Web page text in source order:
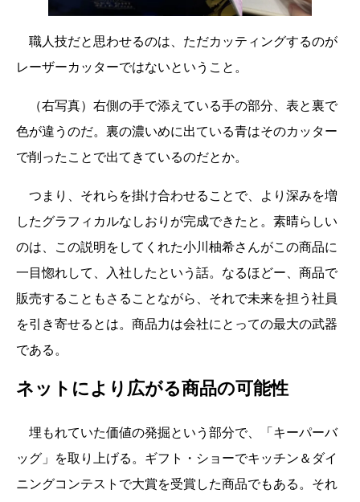
職人技だと思わせるのは、ただカッティングするのが
レーザーカッターではないということ。
（右写真）右側の手で添えている手の部分、表と裏で
色が違うのだ。裏の濃いめに出ている青はそのカッター
で削ったことで出てきているのだとか。
つまり、それらを掛け合わせることで、より深みを増
したグラフィカルなしおりが完成できたと。素晴らしい
のは、この説明をしてくれた小川柚希さんがこの商品に
一目惚れして、入社したという話。なるほどー、商品で
販売することもさることながら、それで未来を担う社員
を引き寄せるとは。商品力は会社にとっての最大の武器
である。
ネットにより広がる商品の可能性
埋もれていた価値の発掘という部分で、「キーパーバ
ッグ」を取り上げる。ギフト・ショーでキッチン＆ダイ
ニングコンテストで大賞を受賞した商品でもある。それ